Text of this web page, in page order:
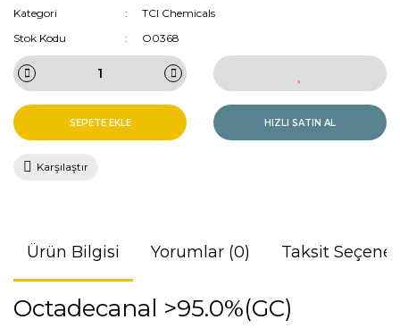
Kategori
TCI Chemicals
Stok Kodu
O0368
SEPETE EKLE HIZLI SATIN AL
Karşılaştır
Ürün Bilgisi Yorumlar (0) Taksit
Octadecanal >95.0%(GC)